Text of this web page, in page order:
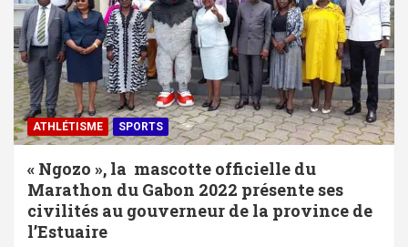
ATHLÉTISME SPORTS
« Ngozo », la mascotte officielle du
Marathon du Gabon 2022 présente ses
civilités au gouverneur de la province de
l’Estuaire